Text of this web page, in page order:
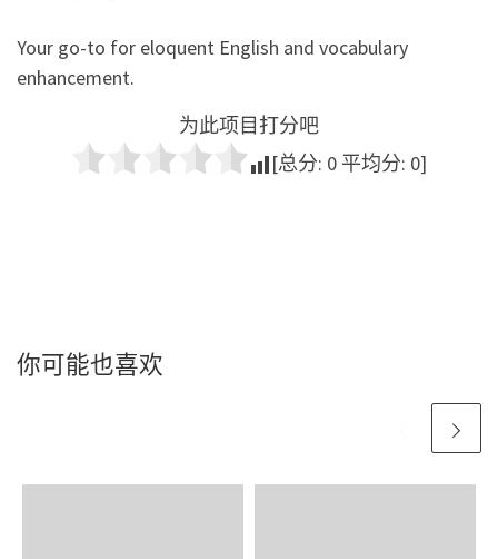
Your go-to for eloquent English and vocabulary
enhancement.
为此项目打分吧
[总分: 0 平均分: 0]
你可能也喜欢